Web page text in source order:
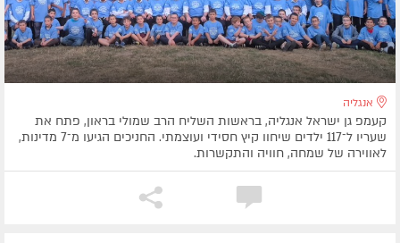
אנגליה
קעמפ גן ישראל אנגליה, בראשות השליח הרב שמולי בראון, פתח את
שעריו ל־117 ילדים שיחוו קיץ חסידי ועוצמתי. החניכים הגיעו מ־7 מדינות,
לאווירה של שמחה, חוויה והתקשרות.